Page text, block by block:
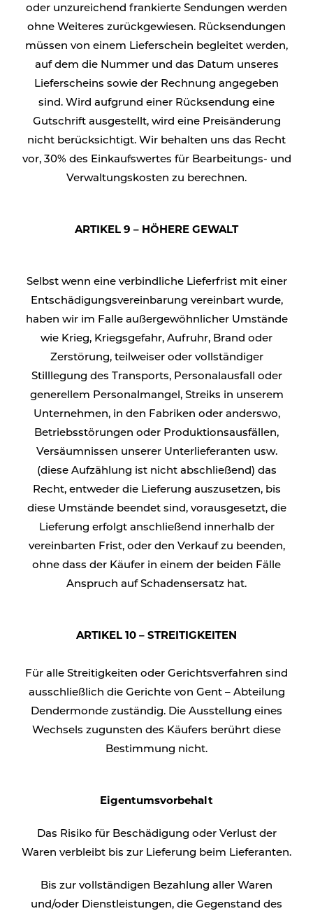
oder unzureichend frankierte Sendungen werden
ohne Weiteres zurückgewiesen. Rücksendungen
müssen von einem Lieferschein begleitet werden,
auf dem die Nummer und das Datum unseres
Lieferscheins sowie der Rechnung angegeben
sind. Wird aufgrund einer Rücksendung eine
Gutschrift ausgestellt, wird eine Preisänderung
nicht berücksichtigt. Wir behalten uns das Recht
vor, 30% des Einkaufswertes für Bearbeitungs- und
Verwaltungskosten zu berechnen.
ARTIKEL 9 – HÖHERE GEWALT
Selbst wenn eine verbindliche Lieferfrist mit einer
Entschädigungsvereinbarung vereinbart wurde,
haben wir im Falle außergewöhnlicher Umstände
wie Krieg, Kriegsgefahr, Aufruhr, Brand oder
Zerstörung, teilweiser oder vollständiger
Stilllegung des Transports, Personalausfall oder
generellem Personalmangel, Streiks in unserem
Unternehmen, in den Fabriken oder anderswo,
Betriebsstörungen oder Produktionsausfällen,
Versäumnissen unserer Unterlieferanten usw.
(diese Aufzählung ist nicht abschließend) das
Recht, entweder die Lieferung auszusetzen, bis
diese Umstände beendet sind, vorausgesetzt, die
Lieferung erfolgt anschließend innerhalb der
vereinbarten Frist, oder den Verkauf zu beenden,
ohne dass der Käufer in einem der beiden Fälle
Anspruch auf Schadensersatz hat.
ARTIKEL 10 – STREITIGKEITEN
Für alle Streitigkeiten oder Gerichtsverfahren sind
ausschließlich die Gerichte von Gent – Abteilung
Dendermonde zuständig. Die Ausstellung eines
Wechsels zugunsten des Käufers berührt diese
Bestimmung nicht.
Eigentumsvorbehalt
Das Risiko für Beschädigung oder Verlust der
Waren verbleibt bis zur Lieferung beim Lieferanten.
Bis zur vollständigen Bezahlung aller Waren
und/oder Dienstleistungen, die Gegenstand des